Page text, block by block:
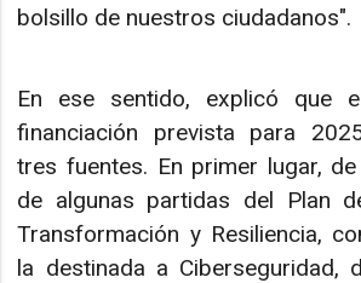
bolsillo de nuestros ciudadanos".
En ese sentido, explicó que
financiación prevista para
tres fuentes. En primer lugar,
de algunas partidas del Plan
Transformación y Resiliencia,
la destinada a Ciberseguridad,